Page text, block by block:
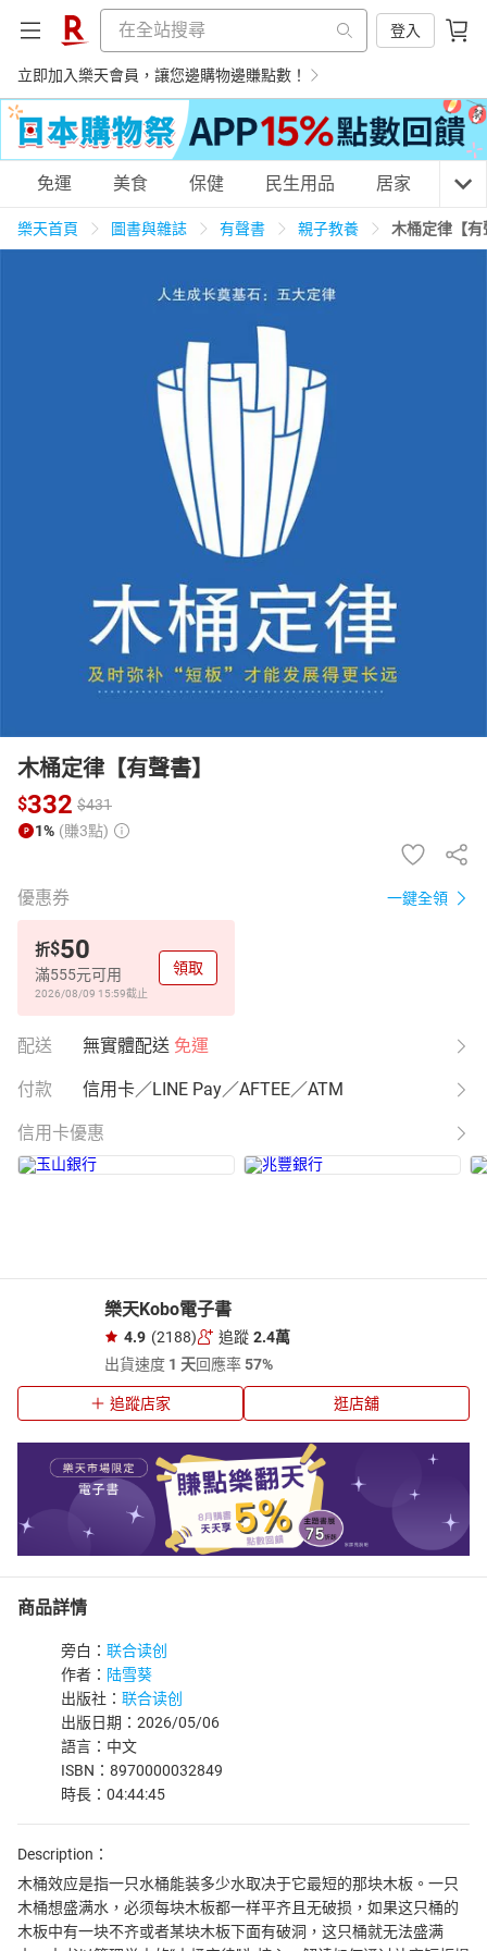
登入
立即加入樂天會員，讓您邊購物邊賺點數！
購物網分類
美食蛋糕 養生保健
3C家電 運動休閒
男裝 化妝保養
HOT
免運 美食 保健 民生用品 居家 3C
樂天首頁 圖書與雜誌 有聲書 親子教養 木桶定律【有
木桶定律【有聲書】
$332 $431
1% (賺3點)
優惠券 一鍵全領
折$50
滿555元可用
2026/08/09 15:59截止
領取
配送 無實體配送 免運
付款 信用卡／LINE Pay／AFTEE／ATM
信用卡優惠
樂天Kobo電子書
4.9 (2188) 追蹤 2.4萬
出貨速度 1 天回應率57%
追蹤店家 逛店舖
商品詳情
旁白： 联合读创
作者： 陆雪葵
出版社： 联合读创
出版日期：2026/05/06
語言：中文
ISBN：8970000032849
時長：04:44:45
Description：
木桶效应是指一只水桶能装多少水取决于它最短的那块木板。一只
木桶想盛满水，必须每块木板都一样平齐且无破损，如果这只桶的
木板中有一块不齐或者某块木板下面有破洞，这只桶就无法盛满